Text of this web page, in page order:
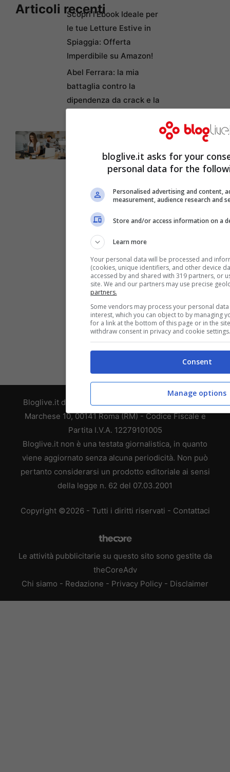
Articoli recentiScopri l’Ebook Ideale per
le tue Letture Estive in
Spiaggia: Offerta
Imperdibile su Amazon!
Abel Ferrara: la mia
battaglia contro la
dipendenza da crack e la
ristorante con MenuForma
Federico Venco: Il tragico
destino del motociclista
che ha pagato con la vita
un gesto di gentilezza
nuovo conto online a
canone zero con 50 euro
di Welcome Bonus: ecco
come ottenere fino a 650
euro in buoni Amazon
Timothée Chalamet e il
suo sosia su OnlyFans:
Bloglive.it di proprietà di WEB 365 SRL - Via Nicola
Marchese 10, 00141 Roma (RM) - Codice Fiscale e
Partita I.V.A. 12279101005
Bloglive.it non è una testata giornalistica, in quanto
viene aggiornato senza alcuna periodicità. Non può
pertanto considerarsi un prodotto editoriale ai sensi
della legge n. 62 del 07.03.2001
Copyright ©2026 - Tutti i diritti riservati - Contattaci
Le attività pubblicitarie su questo sito sono gestite da
theCoreAdv
Chi siamo - Redazione - Privacy Policy - Disclaimer
bloglive.it asks for your
personal data for the
Personalised advertising and content,
measurement, audience research and
Store and/or access information on a
Learn more
Your personal data will be processed and
(cookies, unique identifiers, and other device
accessed by and shared with 319 partners, or
site. We and our partners may use precise
partners.
Some vendors may process your personal
interest, which you can object to by managing
for a link at the bottom of this page or in the
withdraw consent in privacy and cookie settings.
Consent
Manage options